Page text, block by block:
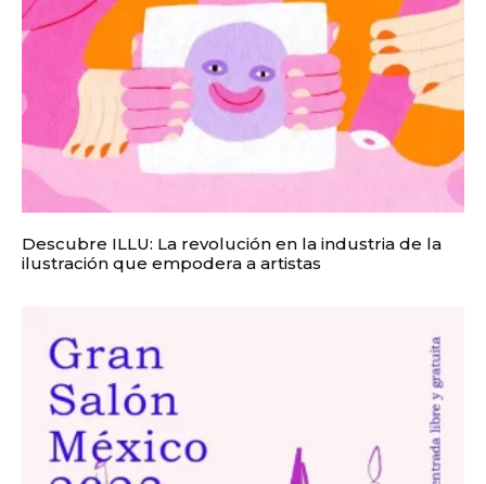
Descubre ILLU: La revolución en la industria de la
ilustración que empodera a artistas